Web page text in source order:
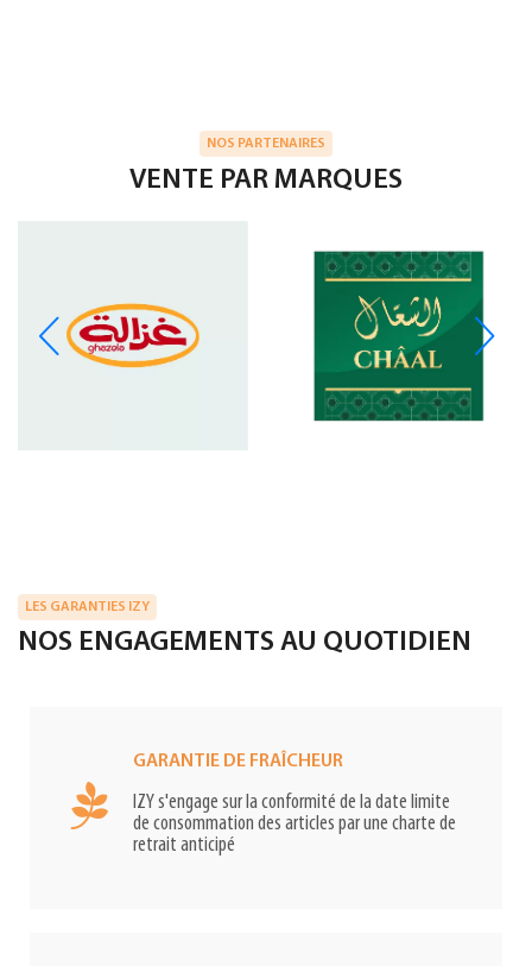
NOS PARTENAIRES
VENTE PAR MARQUES
LES GARANTIES IZY
NOS ENGAGEMENTS AU QUOTIDIEN
GARANTIE DE FRAÎCHEUR
IZY s'engage sur la conformité de la date limite
de consommation des articles par une charte de
retrait anticipé